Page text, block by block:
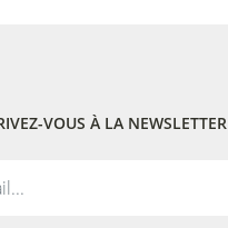
VOUS À LA NEWSLETTER